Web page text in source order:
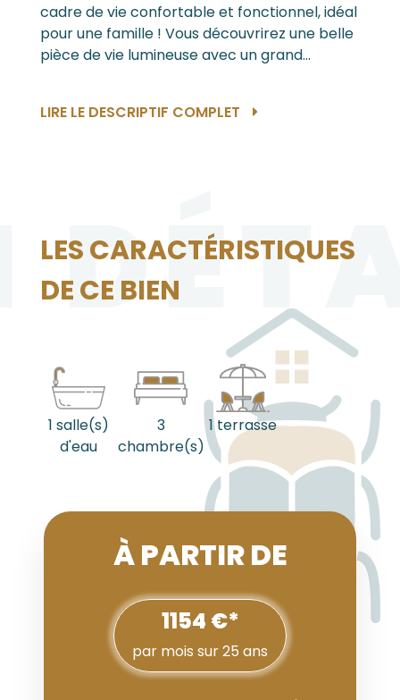
cadre de vie confortable et fonctionnel, idéal
pour une famille ! Vous découvrirez une belle
pièce de vie lumineuse avec un grand...
LIRE LE DESCRIPTIF COMPLET
LES CARACTÉRISTIQUES
DE CE BIEN
1 salle(s)
d'eau
3
chambre(s)
1 terrasse
À PARTIR DE
1154 €*
par mois sur 25 ans